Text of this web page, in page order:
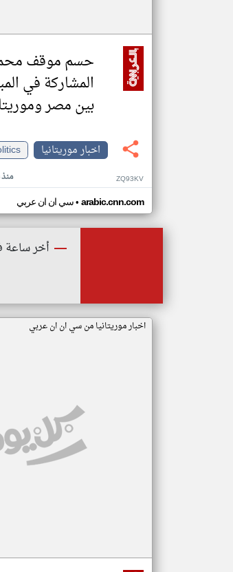
حسم موقف
المشاركة في
بين مصر
اخبار موريتانيا
ZQ93KV
سي ان ان عربي• arabic.cnn.com
أخر ساعة
اخبار موريتانيا من سي ان ان عربي